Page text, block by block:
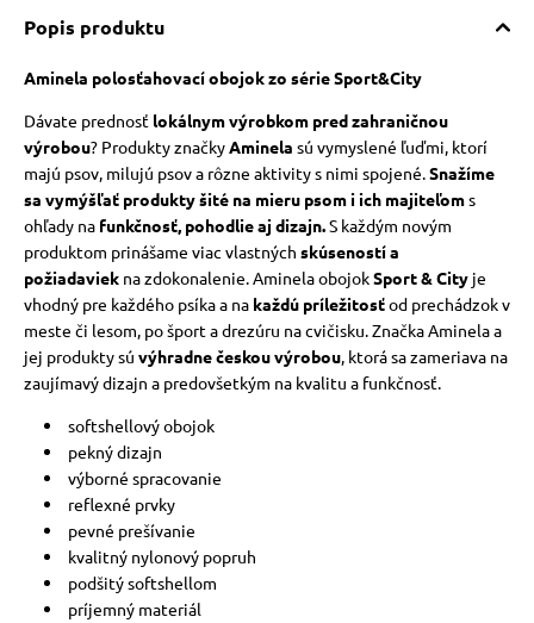
Popis produktu
Aminela polosťahovací obojok zo série Sport&City
Dávate prednosť lokálnym výrobkom pred zahraničnou
výrobou? Produkty značkyAminela sú vymyslené ľuďmi, ktorí
majú psov, milujú psov a rôzne aktivity s nimi spojené.Snažíme
sa vymýšľať produkty šité na mieru psom i ich majiteľoms
ohľady na funkčnosť, pohodlie aj dizajn.S každým novým
produktom prinášame viac vlastných skúseností a
požiadaviekna zdokonalenie. Aminela obojokSport & Cityje
vhodný pre každého psíka a na každú príležitosťod prechádzok v
meste či lesom, po šport a drezúru na cvičisku. Značka Aminela a
jej produkty sú výhradne českou výrobou, ktorá sa zameriava na
zaujímavý dizajn a predovšetkým na kvalitu a funkčnosť.
softshellový obojok
pekný dizajn
výborné spracovanie
reflexné prvky
pevné prešívanie
kvalitný nylonový popruh
podšitý softshellom
príjemný materiál